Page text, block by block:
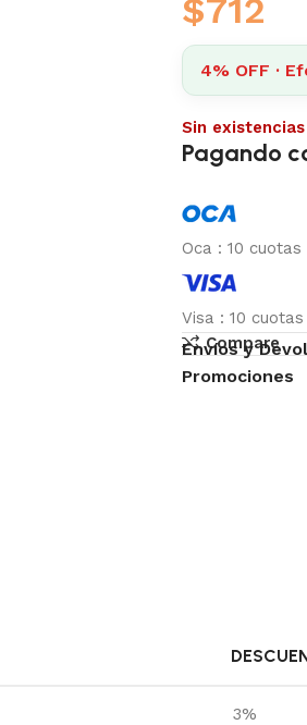
$712
4% OFF ·
Sin existencias
Pagando
Oca : 10
Visa : 10
Compare
Envíos y
Promociones
3%